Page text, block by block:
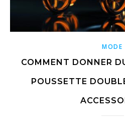
MODE
COMMENT DONNER
POUSSETTE